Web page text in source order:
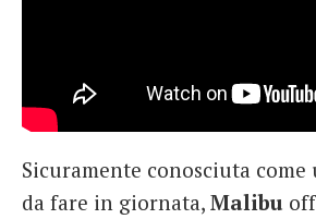
Sicuramente conosciuta come
da fare in giornata, Malibu